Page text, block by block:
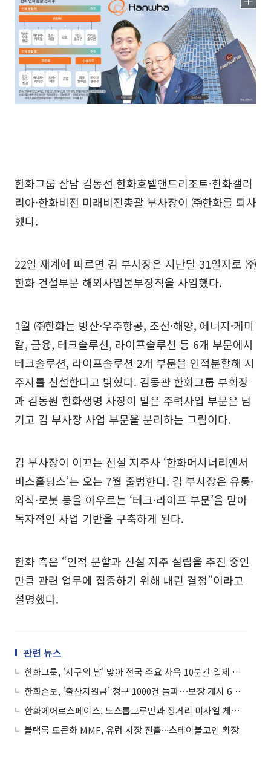
한화그룹 삼남 김동선 한화호텔앤드리조트·한화갤러
리아·한화비전 미래비전총괄 부사장이 ㈜한화를 퇴사
했다.
22일 재계에 따르면 김 부사장은 지난달 31일자로 ㈜
한화 건설부문 해외사업본부장직을 사임했다.
1월 ㈜한화는 방산·우주항공, 조선·해양, 에너지·케미
칼, 금융, 테크솔루션, 라이프솔루션 등 6개 부문에서
테크솔루션, 라이프솔루션 2개 부문을 인적분할해 지
주사를 신설한다고 밝혔다. 김동관 한화그룹 부회장
과 김동원 한화생명 사장이 맡은 주력사업 부문은 남
기고 김 부사장 사업 부문을 분리하는 그림이다.
김 부사장이 이끄는 신설 지주사 ‘한화머시너리앤서
비스홀딩스’는 오는 7월 출범한다. 김 부사장은 유통·
외식·로봇 등을 아우르는 ‘테크·라이프 부문’을 맡아
독자적인 사업 기반을 구축하게 된다.
한화 측은 “인적 분할과 신설 지주 설립을 추진 중인
만큼 관련 업무에 집중하기 위해 내린 결정”이라고
설명했다.
관련 뉴스
한화그룹, '지구의 날' 맞아 전국 주요 사옥 10분간 일제 소등
한화손보, ‘출산지원금’ 청구 1000건 돌파⋯보장 개시 6개월 만
한화에어로스페이스, 노스롭그루먼과 장거리 미사일 체계 공동개발
블랙록 토큰화 MMF, 유럽 시장 진출∙∙∙스테이블코인 확장